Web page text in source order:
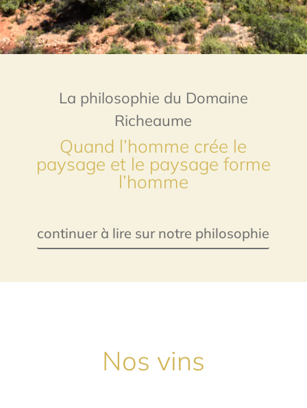
La philosophie du Domaine
Richeaume
Quand l’homme crée le
paysage et le paysage forme
l’homme
continuer à lire sur notre philosophie
Nos vins